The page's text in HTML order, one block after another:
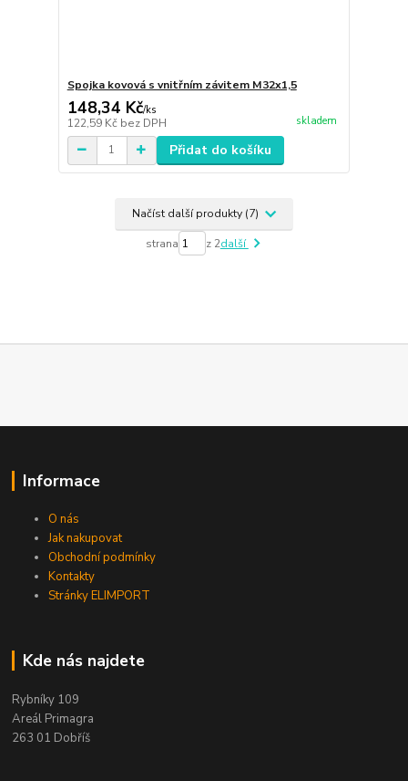
Spojka kovová s vnitřním závitem M32x1,5
148,34 Kč/ks
122,59 Kč bez DPH skladem
Přidat do košíku
Načíst další produkty (7)
strana z 2další
Informace
O nás
Jak nakupovat
Obchodní podmínky
Kontakty
Stránky ELIMPORT
Kde nás najdete
Rybníky 109
Areál Primagra
263 01 Dobříš